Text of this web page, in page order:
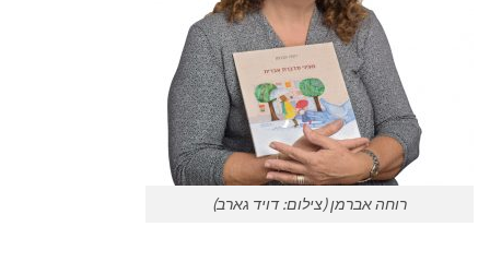
רוחה אברמן (צילום: דויד גארב)